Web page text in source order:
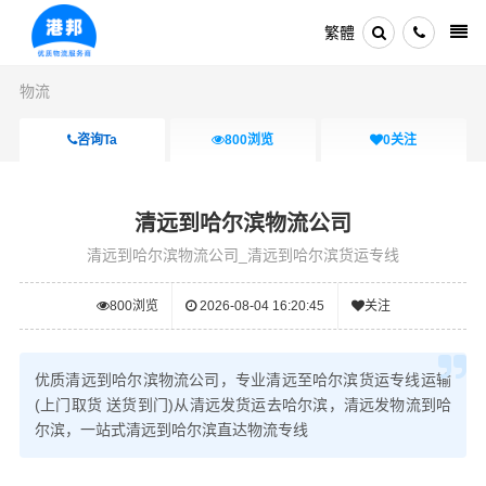
繁體
物流
咨询Ta 800浏览 0关注
清远到哈尔滨物流公司
清远到哈尔滨物流公司_清远到哈尔滨货运专线
800浏览 2026-08-04 16:20:45 关注
优质清远到哈尔滨物流公司，专业清远至哈尔滨货运专线运输
(上门取货 送货到门)从清远发货运去哈尔滨，清远发物流到哈
尔滨，一站式清远到哈尔滨直达物流专线